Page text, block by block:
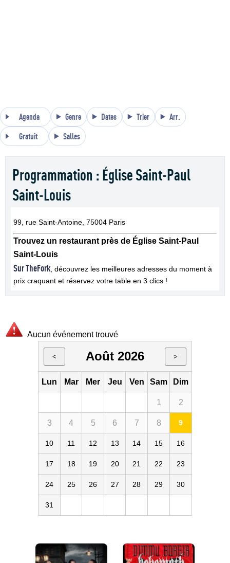
Agenda Genre Dates Trier Arr.
Gratuit Salles
Programmation : Église Saint-Paul
Saint-Louis
99, rue Saint-Antoine, 75004 Paris
Trouvez un restaurant près de Église Saint-Paul
Saint-Louis
Sur TheFork , découvrez les meilleures adresses du moment à
prix craquant et réservez votre table en 3 clics !
Aucun événement trouvé
< Août 2026 >
Lun Mar Mer Jeu Ven Sam Dim
1 2
3 4 5 6 7 8 9
10 11 12 13 14 15 16
17 18 19 20 21 22 23
24 25 26 27 28 29 30
31